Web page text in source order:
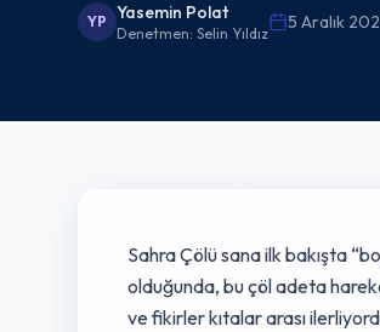
YP Yasemin Polat
Denetmen: Selin Yıldız
5 Aralık
Sahra Çölü sana ilk bakışta
olduğunda, bu çöl adeta
ve fikirler kıtalar arası